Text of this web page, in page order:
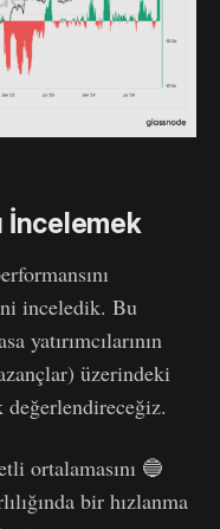
İncelemek
inceledik. Bu
yatırımcılarının
üzerindeki
değerlendireceğiz.
ortalamasını 🔵
bir hızlanma